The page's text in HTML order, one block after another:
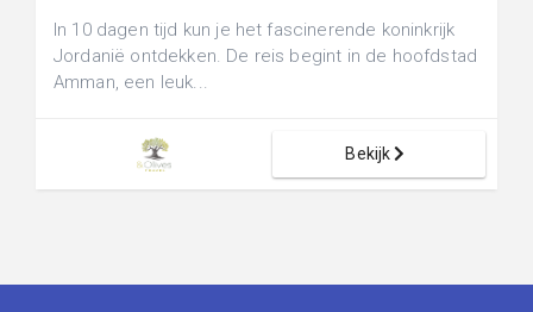
In 10 dagen tijd kun je het fascinerende koninkrijk
Jordanië ontdekken. De reis begint in de hoofdstad
Amman, een leuk...
Bekijk